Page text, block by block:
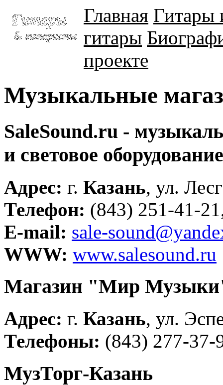
Главная Гитары
гитары
проекте
Музыкальные
SaleSound.ru -
и световое оборудование
Адрес: г. Казань, ул.
Телефон: (843) 251-41-
E-mail: sale-
WWW: www.salesound.ru
Магазин "Мир
Адрес: г. Казань, ул.
Телефоны: (843) 277-37-
МузТорг-Казань